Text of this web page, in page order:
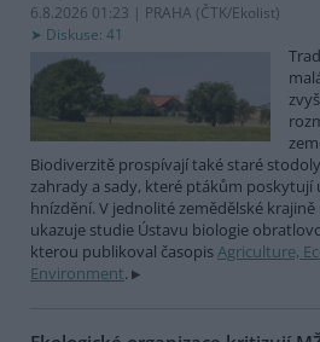
6.8.2026 01:23 | PRAHA (ČTK/Ekolist)
Diskuse: 41
Biodiverzitě prospívají také staré
zahrady a sady, které ptákům
hnízdění. V jednolité zemědělské
ukazuje studie Ústavu biologie
kterou publikoval časopisAgriculture,
Environment.